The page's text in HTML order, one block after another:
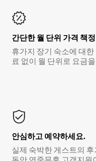
간단한 월 단위 가격 책정
휴가지 장기 숙소에 대
료 없이 월 단위로 요금
안심하고 예약하세요.
실제 숙박한 게스트의